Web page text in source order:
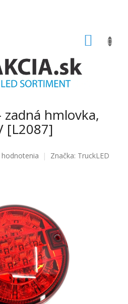
zadná hmlovka,
[L2087]
Značka: TruckLED